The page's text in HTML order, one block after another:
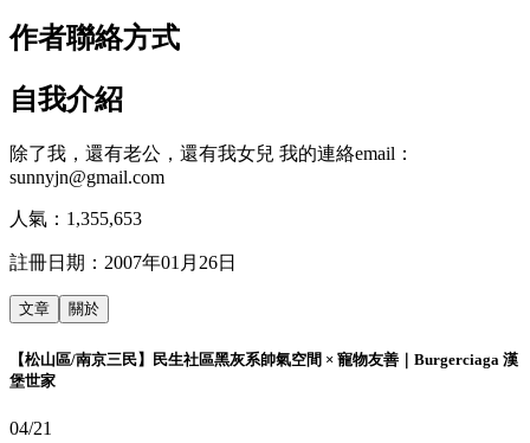
作者聯絡方式
自我介紹
除了我，還有老公，還有我女兒 我的連絡email：
sunnyjn@gmail.com
人氣： 1,355,653
註冊日期： 2007年01月26日
文章 關於
【松山區/南京三民】民生社區黑灰系帥氣空間 × 寵物友善｜Burgerciaga 漢
堡世家
04/21